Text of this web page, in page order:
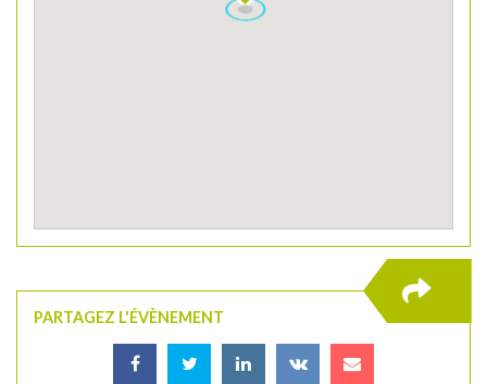
PARTAGEZ L'ÉVÈNEMENT